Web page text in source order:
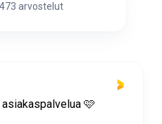
473 arvostelut
🩷